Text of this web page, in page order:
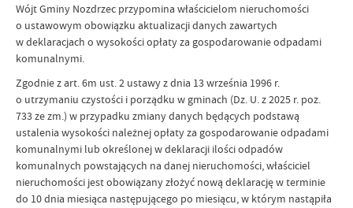
Wójt Gminy Nozdrzec przypomina właścicielom nieruchomości
o ustawowym obowiązku aktualizacji danych zawartych
w deklaracjach o wysokości opłaty za gospodarowanie odpadami
komunalnymi.
Zgodnie z art. 6m ust. 2 ustawy z dnia 13 września 1996 r.
o utrzymaniu czystości i porządku w gminach (Dz. U. z 2025 r. poz.
733 ze zm.) w przypadku zmiany danych będących podstawą
ustalenia wysokości należnej opłaty za gospodarowanie odpadami
komunalnymi lub określonej w deklaracji ilości odpadów
komunalnych powstających na danej nieruchomości, właściciel
nieruchomości jest obowiązany złożyć nową deklarację w terminie
do 10 dnia miesiąca następującego po miesiącu, w którym nastąpiła